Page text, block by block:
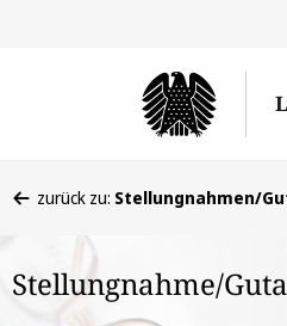
befinden
hier:
zurück zu: Stellungnahmen/
Stellungnahme/